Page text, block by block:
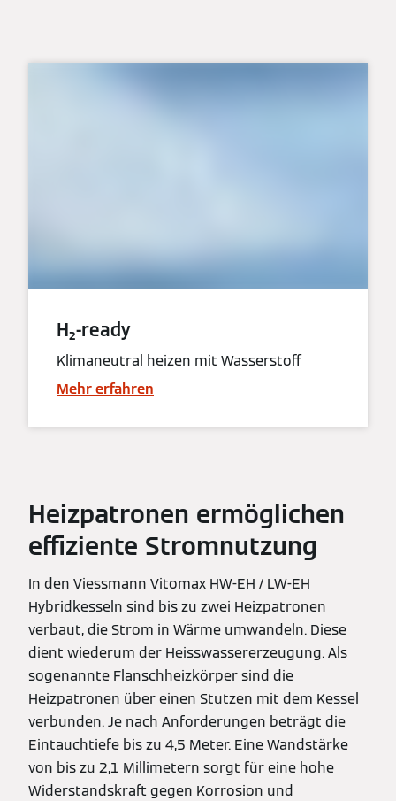
H₂-ready
Klimaneutral heizen mit Wasserstoff
Mehr erfahren
Heizpatronen ermöglichen
effiziente Stromnutzung
In den Viessmann Vitomax HW-EH / LW-EH
Hybridkesseln sind bis zu zwei Heizpatronen
verbaut, die Strom in Wärme umwandeln. Diese
dient wiederum der Heisswassererzeugung. Als
sogenannte Flanschheizkörper sind die
Heizpatronen über einen Stutzen mit dem Kessel
verbunden. Je nach Anforderungen beträgt die
Eintauchtiefe bis zu 4,5 Meter. Eine Wandstärke
von bis zu 2,1 Millimetern sorgt für eine hohe
Widerstandskraft gegen Korrosion und